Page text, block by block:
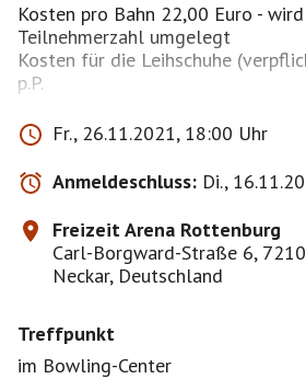
Kosten pro Bahn 22,00 Euro -
Teilnehmerzahl umgelegt
Kosten für die Leihschuhe
p.P.
Weitere Infos:
Bowling:
https://www.freizeitarena-
rottenburg.de/bowlingcenter/
Es sind ausreichend Parkplätze
Da ich die Bahnen reservieren
VERBINDLICHE Anmeldungen!
gültigen Corona-Regeln.
Die Teilnahme ist auf eigene Gefahr.
Fr., 26.11.2021, 18:00 Uhr
Anmeldeschluss: Di.,
Freizeit Arena Rottenburg
Carl-Borgward-Straße 6,
Neckar, Deutschland
Treffpunkt
im Bowling-Center